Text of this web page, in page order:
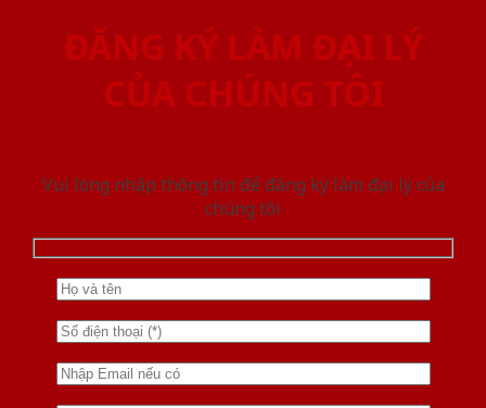
ĐĂNG KÝ LÀM ĐẠI LÝ
CỦA CHÚNG TÔI
Vui lòng nhập thông tin để đăng ký làm đại lý của
chúng tôi